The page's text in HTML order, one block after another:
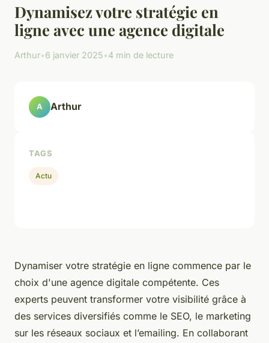
Dynamisez votre stratégie en
ligne avec une agence digitale
Arthur•6 janvier 2025•4 min de lecture
Dynamiser votre stratégie en ligne commence par le
choix d'une agence digitale compétente. Ces
experts peuvent transformer votre visibilité grâce à
des services diversifiés comme le SEO, le marketing
sur les réseaux sociaux et l’emailing. En collaborant
A Arthur
TAGS
Actu